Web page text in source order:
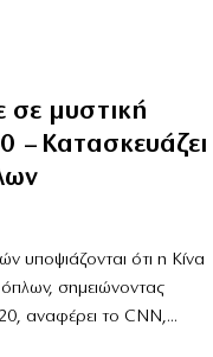
μυστική
– Κατασκευάζει
υποψιάζονται ότι η Κίνα
όπλων, σημειώνοντας
αναφέρει το CNN,...